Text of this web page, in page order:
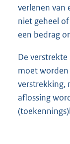
verlenen van
niet geheel
een bedrag
De
moet
verstrekking,
aflossing